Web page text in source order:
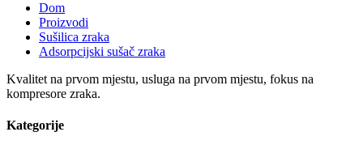
Dom
Proizvodi
Sušilica zraka
Adsorpcijski sušač zraka
Kvalitet na prvom mjestu, usluga na prvom mjestu, fokus na
kompresore zraka.
Kategorije